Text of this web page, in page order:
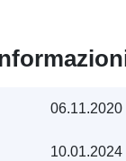
06.11.2020
10.01.2024